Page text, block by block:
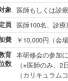
象 医師もしくは診
員 医師100名、診
費
￥10,000円（会
育
数
本研修会の参加
（※医師のみ、2
（カリキュラム